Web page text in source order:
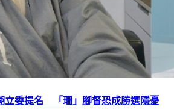
立委提名 「珊」腳督恐成勝選隱憂